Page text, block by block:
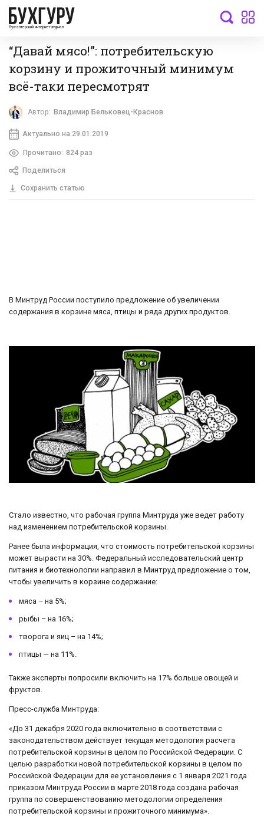
бухгалтерский интернет-журнал
“Давай мясо!”: потребительскую
корзину и прожиточный минимум
всё-таки пересмотрят
Автор: Владимир Бельковец-Краснов
Актуально на 29.01.2019
Прочитано: 824 раз
Поделиться
Сохранить статью
В Минтруд России поступило предложение об увеличении
содержания в корзине мяса, птицы и ряда других продуктов.
Стало известно, что рабочая группа Минтруда уже ведет работу
над изменением потребительской корзины.
Ранее была информация, что стоимость потребительской корзины
может вырасти на 30%. Федеральный исследовательский центр
питания и биотехнологии направил в Минтруд предложение о том,
чтобы увеличить в корзине содержание:
мяса – на 5%;
рыбы – на 16%;
творога и яиц – на 14%;
птицы — на 11%.
Также эксперты попросили включить на 17% больше овощей и
фруктов.
Пресс-служба Минтруда:
«До 31 декабря 2020 года включительно в соответствии с
законодательством действует текущая методология расчета
потребительской корзины в целом по Российской Федерации. С
целью разработки новой потребительской корзины в целом по
Российской Федерации для ее установления с 1 января 2021 года
приказом Минтруда России в марте 2018 года создана рабочая
группа по совершенствованию методологии определения
потребительской корзины и прожиточного минимума».